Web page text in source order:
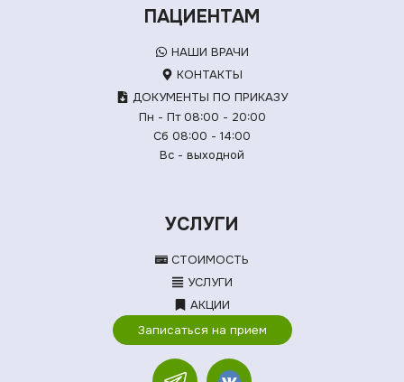
ПАЦИЕНТАМ
НАШИ ВРАЧИ
КОНТАКТЫ
ДОКУМЕНТЫ ПО ПРИКАЗУ
Пн - Пт 08:00 - 20:00
Сб 08:00 - 14:00
Вс - выходной
УСЛУГИ
СТОИМОСТЬ
УСЛУГИ
АКЦИИ
Записаться на прием